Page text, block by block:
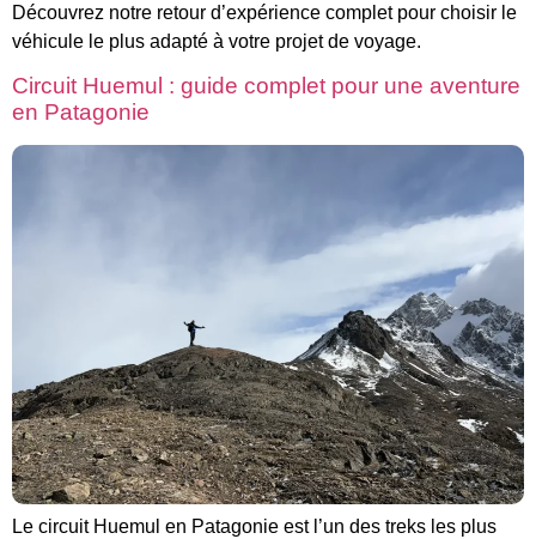
Découvrez notre retour d’expérience complet pour choisir le
véhicule le plus adapté à votre projet de voyage.
Circuit Huemul : guide complet pour une aventure
en Patagonie
Le circuit Huemul en Patagonie est l’un des treks les plus